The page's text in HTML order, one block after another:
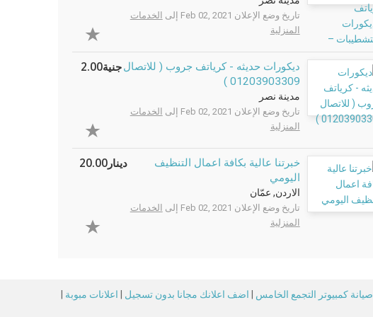
تاريخ وضع الإعلان Feb 02, 2021 إلى
الخدمات
المنزلية
ديكورات حديثه - كرياتف جروب ( للاتصال
01203903309 )
مدينة نصر
تاريخ وضع الإعلان Feb 02, 2021 إلى
الخدمات
المنزلية
جنية2.00
خبرتنا عالية بكافة اعمال التنظيف
اليومي
الاردن, عمّان
تاريخ وضع الإعلان Feb 02, 2021 إلى
الخدمات
المنزلية
دينار20.00
صيانة كمبيوتر التجمع الخامس اضف اعلانك مجانا بدون تسجيل اعلانات مبوبة